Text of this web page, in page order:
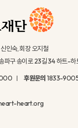
인숙, 회장 오지철
파구 송이로 23길 34 하트-하
후원문의1833-
heart.org